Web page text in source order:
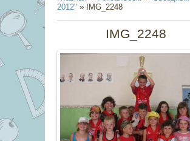
2012" » IMG_2248
IMG_2248